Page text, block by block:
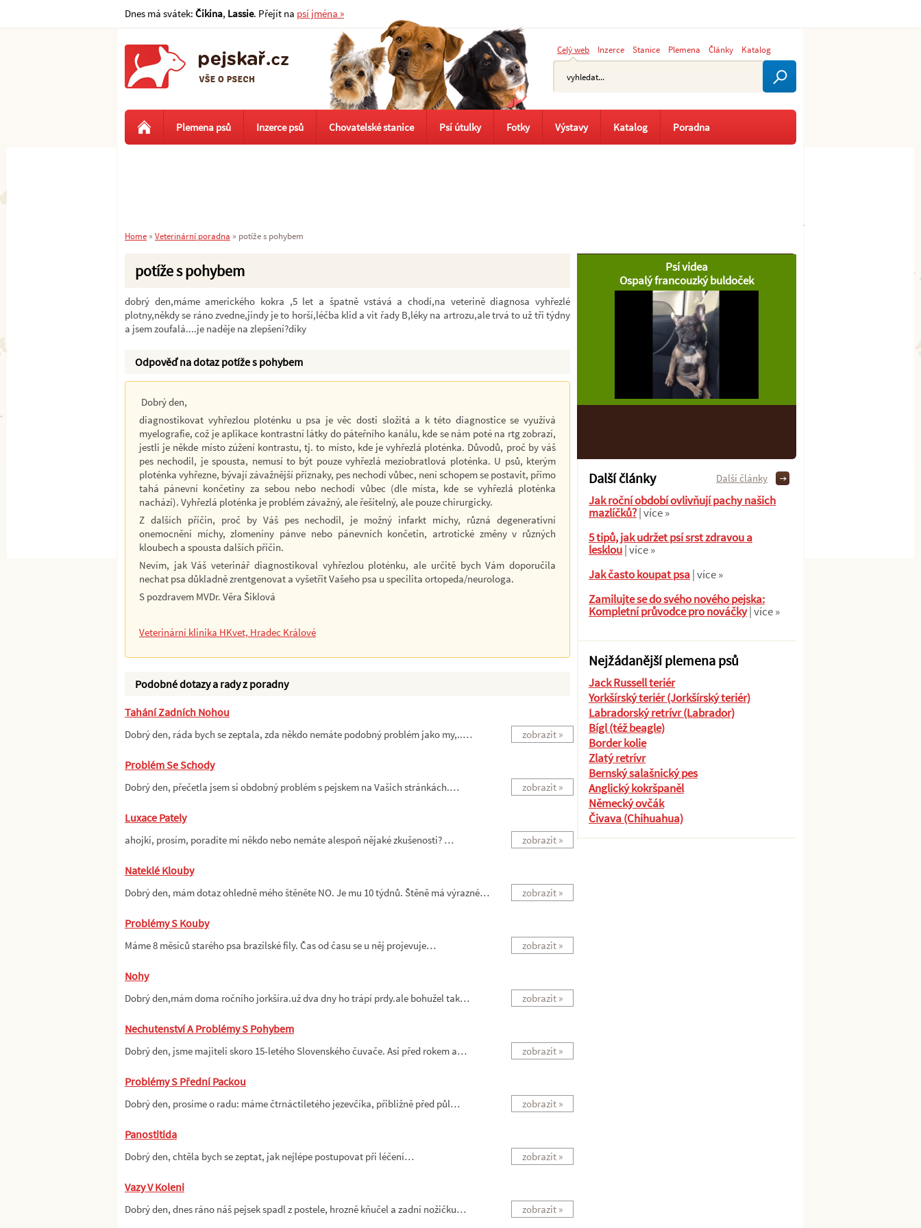
potíže s pohybem
dobrý den,máme amerického kokra ,5 let a špatně vstává a chodí,na veterině diagnosa vyhřezlé
plotny,někdy se ráno zvedne,jindy je to horší,léčba klid a vit řady B,léky na artrozu,ale trvá to už tři týdny
a jsem zoufalá....je naděje na zlepšení?díky
Odpověď na dotaz potíže s pohybem
Dobrý den,
diagnostikovat vyhřezlou ploténku u psa je věc dosti složitá a k této diagnostice se využívá
myelografie, což je aplikace kontrastní látky do páteřního kanálu, kde se nám poté na rtg zobrazí,
jestli je někde místo zúžení kontrastu, tj. to místo, kde je vyhřezlá ploténka. Důvodů, proč by váš
pes nechodil, je spousta, nemusí to být pouze vyhřezlá meziobratlová ploténka. U psů, kterým
ploténka vyhřezne, bývají závažnější příznaky, pes nechodí vůbec, není schopem se postavit, přímo
tahá pánevní končetiny za sebou nebo nechodí vůbec (dle místa, kde se vyhřezlá ploténka
nachází). Vyhřezlá ploténka je problém závažný, ale řešitelný, ale pouze chirurgicky.
Z dalších příčin, proč by Váš pes nechodil, je možný infarkt míchy, různá degenerativní
onemocnění míchy, zlomeniny pánve nebo pánevních končetin, artrotické změny v různých
kloubech a spousta dalších příčin.
Nevím, jak Váš veterinář diagnostikoval vyhřezlou ploténku, ale určitě bych Vám doporučila
nechat psa důkladně zrentgenovat a vyšetřit Vašeho psa u specilita ortopeda/neurologa.
S pozdravem MVDr. Věra Šiklová
Veterinární klinika HKvet, Hradec Králové
Podobné dotazy a rady z poradny
Tahání Zadních Nohou
Dobrý den, ráda bych se zeptala, zda někdo nemáte podobný problém jako my,..… zobrazit »
Problém Se Schody
Dobrý den, přečetla jsem si obdobný problém s pejskem na Vašich stránkách.… zobrazit »
Luxace Pately
ahojki, prosím, poradíte mi někdo nebo nemáte alespoň nějaké zkušenosti? … zobrazit »
Nateklé Klouby
Dobrý den, mám dotaz ohledně mého štěněte NO. Je mu 10 týdnů. Štěně má výrazné… zobrazit »
Problémy S Kouby
Máme 8 měsíců starého psa brazilské fily. Čas od času se u něj projevuje… zobrazit »
Nohy
Dobrý den,mám doma ročního jorkšíra.už dva dny ho trápí prdy.ale bohužel tak… zobrazit »
Nechutenství A Problémy S Pohybem
Dobrý den, jsme majiteli skoro 15-letého Slovenského čuvače. Asi před rokem a… zobrazit »
Problémy S Přední Packou
Dobrý den, prosíme o radu: máme čtrnáctiletého jezevčíka, přibližně před půl… zobrazit »
Panostitida
Dobrý den, chtěla bych se zeptat, jak nejlépe postupovat při léčení… zobrazit »
Vazy V Koleni
Dobrý den, dnes ráno náš pejsek spadl z postele, hrozně kňučel a zadní nožičku… zobrazit »
Psí videa
Ospalý francouzký buldoček
Další články
Jak roční období ovlivňují pachy našich
mazlíčků?| více »
5 tipů, jak udržet psí srst zdravou a
lesklou| více »
Jak často koupat psa| více »
Zamilujte se do svého nového pejska:
Kompletní průvodce pro nováčky| více »
Další články
Nejžádanější plemena psů
Jack Russell teriér
Yorkšírský teriér (Jorkšírský teriér)
Labradorský retrívr (Labrador)
Bígl (též beagle)
Border kolie
Zlatý retrívr
Bernský salašnický pes
Anglický kokršpaněl
Německý ovčák
Čivava (Chihuahua)
Celý web Inzerce Stanice Plemena Články Katalog
Plemena psů Inzerce psů Chovatelské stanice Psí útulky Fotky Výstavy Katalog Poradna
Home » Veterinární poradna » potíže s pohybem
Dnes má svátek: Čikina, Lassie. Přejít na psí jména »